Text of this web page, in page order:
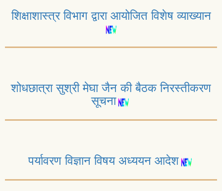
शिक्षाशास्त्र विभाग द्वारा आयोजित विशेष व्याख्यान
शोधछात्रा सुश्री मेघा जैन की बैठक निरस्तीकरण
सूचना
पर्यावरण विज्ञान विषय अध्ययन आदेश